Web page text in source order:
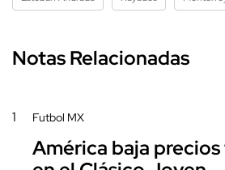
Notas Relacionadas
1 Futbol MX
América baja